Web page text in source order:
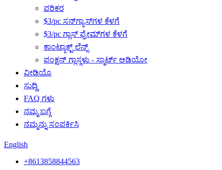
ಪರಿಕರ
$3/pc ಸನ್‌ಗ್ಯಾಸ್‌ಗಳ ಕೆಳಗೆ
$3/pc ಗ್ಲಾಸ್ ಫ್ರೇಮ್‌ಗಳ ಕೆಳಗೆ
ಕಾಂಟ್ಯಾಕ್ಟ್ ಲೆನ್ಸ್
ಫಂಕ್ಷನ್ ಗ್ಲಾಸ್ಗಳು - ಸ್ಮಾರ್ಟ್ ಆಡಿಯೋ
ವೀಡಿಯೊ
ಸುದ್ದಿ
FAQ ಗಳು
ನಮ್ಮ ಬಗ್ಗೆ
ನಮ್ಮನ್ನು ಸಂಪರ್ಕಿಸಿ
English
+8613858844563